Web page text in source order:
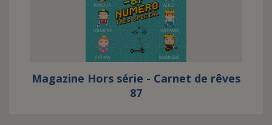
Magazine Hors série - Carnet de rêves
87